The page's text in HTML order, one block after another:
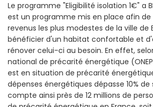
Le programme "Eligibilité isolation 1€" a
est un programme mis en place afin
revenus les plus modestes de la ville de
bénéficier d'un habitat confortable et
rénover celui-ci au besoin. En effet,
national de précarité énergétique
est en situation de précarité
dépenses énergétiques dépasse 10% de
compte ainsi près de 12 millions de